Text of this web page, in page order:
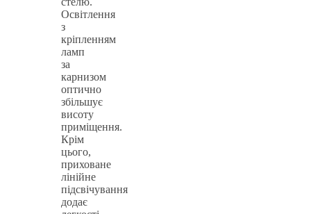
Освітлення
з
кріпленням
ламп
за
карнизом
оптично
збільшує
висоту
приміщення.
Крім
цього,
приховане
лінійне
підсвічування
додає